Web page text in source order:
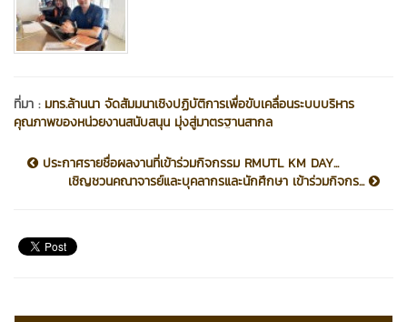
ที่มา : มทร.ล้านนา จัดสัมมนาเชิงปฏิบัติการเพื่อขับเคลื่อนระบบบริหาร
คุณภาพของหน่วยงานสนับสนุน มุ่งสู่มาตรฐานสากล
ประกาศรายชื่อผลงานที่เข้าร่วมกิจกรรม RMUTL KM DAY...
เชิญชวนคณาจารย์และบุคลากรและนักศึกษา เข้าร่วมกิจกร...